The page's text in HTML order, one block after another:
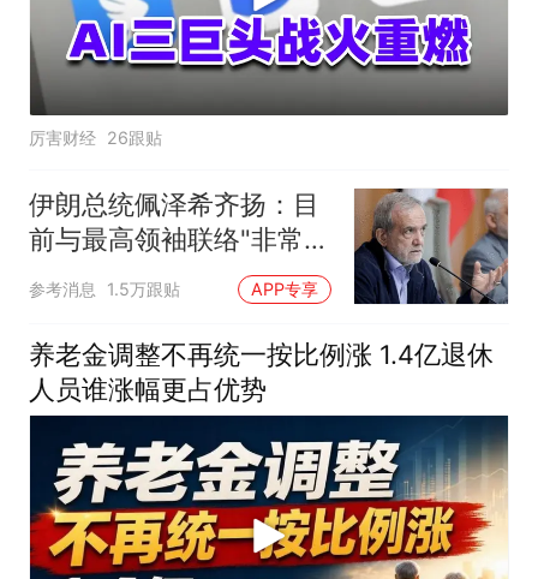
厉害财经 26跟贴
伊朗总统佩泽希齐扬：目
前与最高领袖联络"非常困
难"
参考消息 1.5万跟贴 APP专享
养老金调整不再统一按比例涨 1.4亿退休
人员谁涨幅更占优势